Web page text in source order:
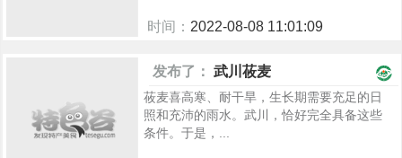
时间： 2022-08-08 11:01:09
发布了： 武川莜麦
莜麦喜高寒、耐干旱，生长期需要充足的日
照和充沛的雨水。武川，恰好完全具备这些
条件。于是，...